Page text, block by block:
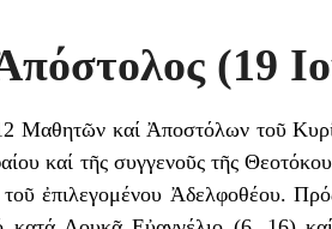
(19
Μαθητῶν καί Ἀποστόλων τοῦ
καί τῆς συγγενοῦς τῆς
ἐπιλεγομένου Ἀδελφοθέου.